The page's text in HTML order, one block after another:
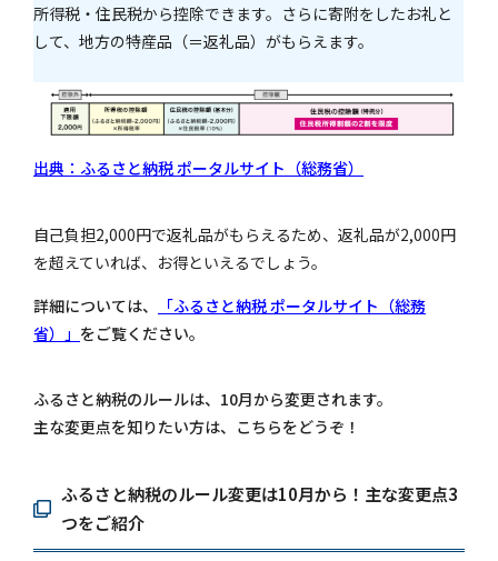
所得税・住民税から控除できます。さらに寄附をしたお礼と
して、地方の特産品（＝返礼品）がもらえます。
出典：ふるさと納税 ポータルサイト（総務省）
自己負担2,000円で返礼品がもらえるため、返礼品が2,000円
を超えていれば、お得といえるでしょう。
詳細については、
「ふるさと納税 ポータルサイト（総務
省）」 をご覧ください。
ふるさと納税のルールは、10月から変更されます。
主な変更点を知りたい方は、こちらをどうぞ！
ふるさと納税のルール変更は10月から！主な変更点3
つをご紹介